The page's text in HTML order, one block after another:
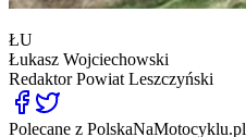
ŁU
Łukasz Wojciechowski
RedaktorPowiat Leszczyński
Polecane z PolskaNaMotocyklu.pl